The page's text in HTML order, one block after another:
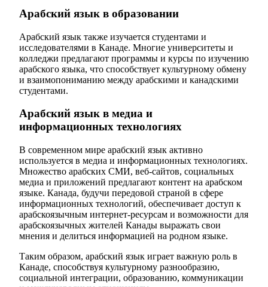
Арабский язык в образовании
Арабский язык также изучается студентами и
исследователями в Канаде. Многие университеты и
колледжи предлагают программы и курсы по изучению
арабского языка, что способствует культурному обмену
и взаимопониманию между арабскими и канадскими
студентами.
Арабский язык в медиа и
информационных технологиях
В современном мире арабский язык активно
используется в медиа и информационных технологиях.
Множество арабских СМИ, веб-сайтов, социальных
медиа и приложений предлагают контент на арабском
языке. Канада, будучи передовой страной в сфере
информационных технологий, обеспечивает доступ к
арабскоязычным интернет-ресурсам и возможности для
арабскоязычных жителей Канады выражать свои
мнения и делиться информацией на родном языке.
Таким образом, арабский язык играет важную роль в
Канаде, способствуя культурному разнообразию,
социальной интеграции, образованию, коммуникации